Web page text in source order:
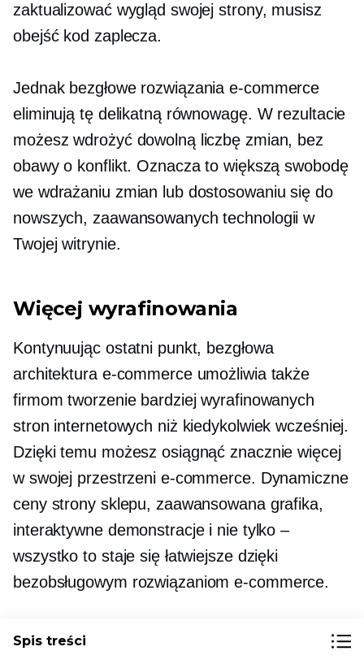
zaktualizować wygląd swojej strony, musisz
obejść kod zaplecza.
Jednak bezgłowe rozwiązania e-commerce
eliminują tę delikatną równowagę. W rezultacie
możesz wdrożyć dowolną liczbę zmian, bez
obawy o konflikt. Oznacza to większą swobodę
we wdrażaniu zmian lub dostosowaniu się do
nowszych, zaawansowanych technologii w
Twojej witrynie.
Więcej wyrafinowania
Kontynuując ostatni punkt, bezgłowa
architektura e-commerce umożliwia także
firmom tworzenie bardziej wyrafinowanych
stron internetowych niż kiedykolwiek wcześniej.
Dzięki temu możesz osiągnąć znacznie więcej
w swojej przestrzeni e-commerce. Dynamiczne
ceny strony sklepu, zaawansowana grafika,
interaktywne demonstracje i nie tylko –
wszystko to staje się łatwiejsze dzięki
bezobsługowym rozwiązaniom e-commerce.
Szybsze czasy realizacji
Spis treści